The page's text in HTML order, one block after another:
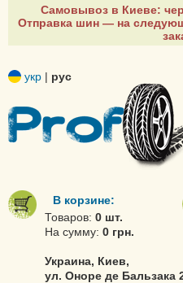
Самовывоз в Киеве:
Отправка шин — на
укр | рус
В корзине:
Товаров: 0 шт.
На сумму: 0 грн.
Украина, Киев,
ул. Оноре де Бальзака